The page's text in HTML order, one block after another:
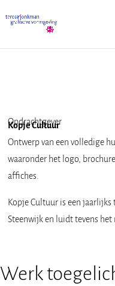
Opdrachtgever
Kopje Cultuur
Ontwerp van een volledige
waaronder het logo,
affiches.
Kopje Cultuur is een
Steenwijk en luidt tevens het
Werk